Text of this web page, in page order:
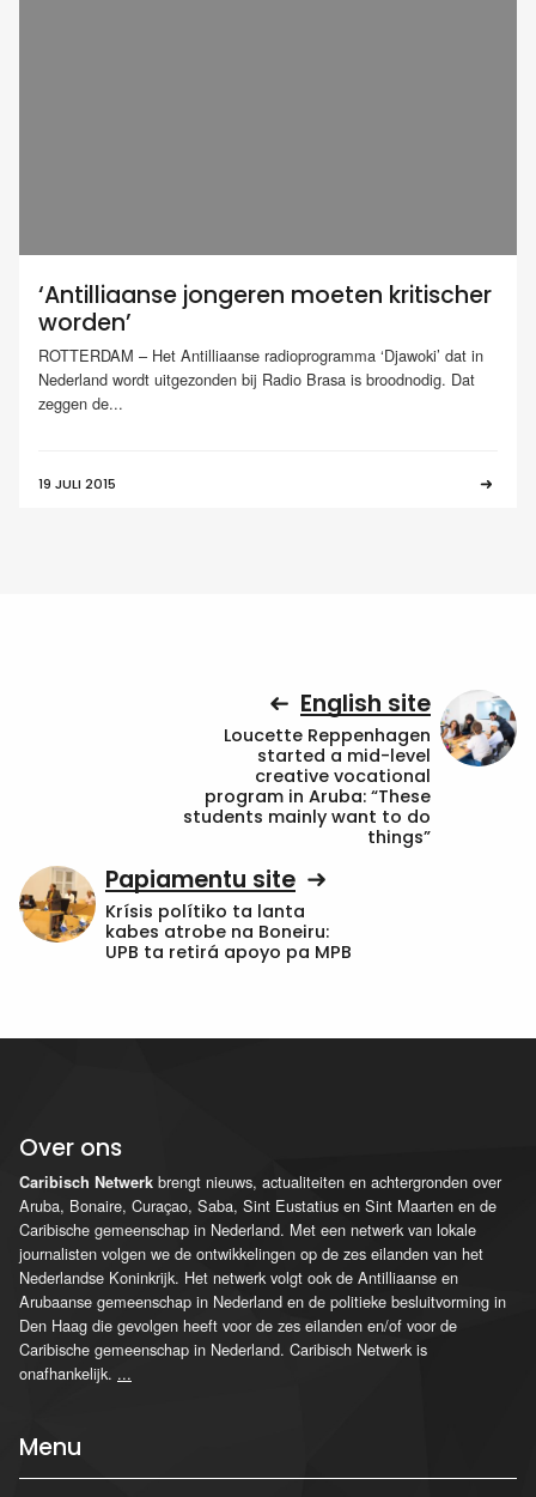
‘Antilliaanse jongeren moeten kritischer
worden’
ROTTERDAM – Het Antilliaanse radioprogramma ‘Djawoki’ dat in
Nederland wordt uitgezonden bij Radio Brasa is broodnodig. Dat
zeggen de...
19 JULI 2015
English site
Loucette Reppenhagen
started a mid-level
creative vocational
program in Aruba: “These
students mainly want to do
things”
Papiamentu site
Krísis polítiko ta lanta
kabes atrobe na Boneiru:
UPB ta retirá apoyo pa MPB
Over ons
Caribisch Netwerk brengt nieuws, actualiteiten en achtergronden over
Aruba, Bonaire, Curaçao, Saba, Sint Eustatius en Sint Maarten en de
Caribische gemeenschap in Nederland. Met een netwerk van lokale
journalisten volgen we de ontwikkelingen op de zes eilanden van het
Nederlandse Koninkrijk. Het netwerk volgt ook de Antilliaanse en
Arubaanse gemeenschap in Nederland en de politieke besluitvorming in
Den Haag die gevolgen heeft voor de zes eilanden en/of voor de
Caribische gemeenschap in Nederland. Caribisch Netwerk is
onafhankelijk. ...
Menu